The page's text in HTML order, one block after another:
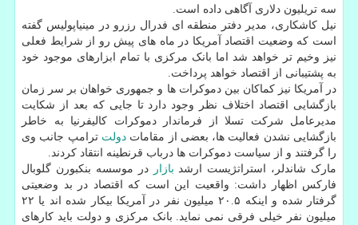
سه تریلیون دلاری آگاهی داده است.
نیل کاشکاری، مدیر دفتر منطقه ای فدرال رزرو در مینیاپولیس گفته
است که وضعیت اقتصاد آمریکا در ماه های پیش رو از شرایط فعلی
نیز وخیم تر خواهد شد اما بانک مرکزی با تمام ابزارهای موجود خود
به پشتیبانی از اقتصاد خواهد پرداخت.
در آمریکا نیز کماکان بین دموکرات ها و جمهوری خواهان بر سر زمان
بازگشایی اقتصاد اختلاف نظر وجود دارد تا جایی که بعد از شکایت
مدیرعامل شرکت تسلا از فرماندار دموکرات کالیفرنیا به خاطر
بازگشایی نشدن فعالیت ها، بعضی از مقاماتدولت ترامپ جانب وی
را گرفتند و از سیاست دموکرات ها درباب قرنطینه انتقاد کردند.
مارک شاندلر، استراتژیست ارشد بازار
در موسسه بنکبورن گلوبال
فارکس اظهار داشت: واقعیت این است که اقتصاد در بد وضعیتی
گرفتار شده و اینکه ۲۰.۵ میلیون نفر در آمریکا بیکار شده اند یا ۲۲
میلیون نفر خیلی فرقی نمی نماید. بانک مرکزی و دولت باید کارهای